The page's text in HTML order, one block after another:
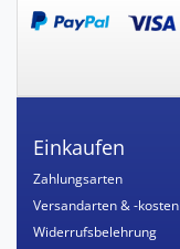
Einkaufen
Zahlungsarten
Versandarten & -kosten
Widerrufsbelehrung